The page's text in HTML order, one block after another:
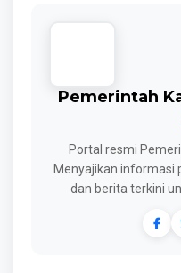
Pemerintah
Portal resmi
Menyajikan informasi
dan berita terkini